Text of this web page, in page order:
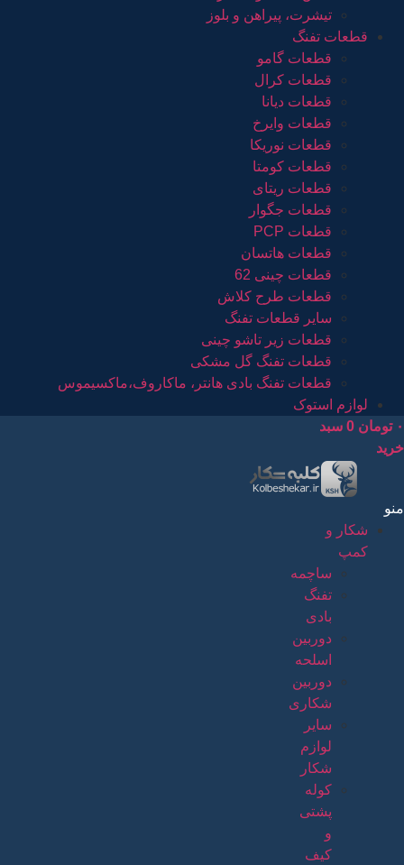
تیشرت، پیراهن و بلوز
قطعات تفنگ
قطعات گامو
قطعات کرال
قطعات دیانا
قطعات وایرخ
قطعات نوریکا
قطعات کومتا
قطعات ریتای
قطعات جگوار
قطعات PCP
قطعات هاتسان
قطعات چینی 62
قطعات طرح کلاش
سایر قطعات تفنگ
قطعات زیر تاشو چینی
قطعات تفنگ گل مشکی
قطعات تفنگ بادی هانتر، ماکاروف،ماکسیموس
لوازم استوک
۰ تومان 0 سبد
خرید
منو
شکار و
کمپ
ساچمه
تفنگ
بادی
دوربین
اسلحه
دوربین
شکاری
سایر
لوازم
شکار
کوله
پشتی
و
کیف